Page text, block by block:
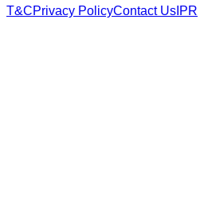
T&CPrivacy PolicyContact Us IPR